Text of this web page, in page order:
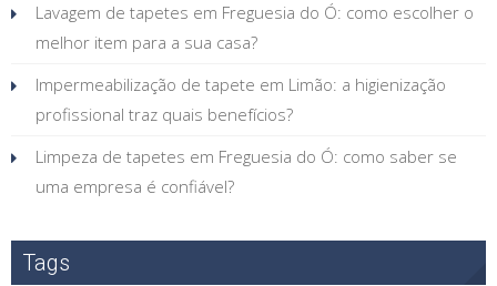
Lavagem de tapetes em Freguesia do Ó: como escolher o
melhor item para a sua casa?
Impermeabilização de tapete em Limão: a higienização
profissional traz quais benefícios?
Limpeza de tapetes em Freguesia do Ó: como saber se
uma empresa é confiável?
Tags